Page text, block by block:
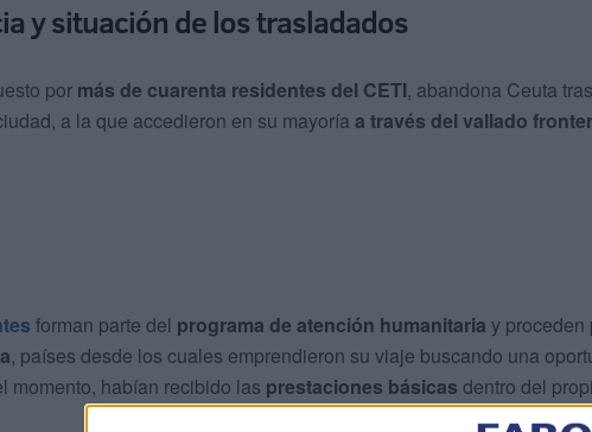
y situación de los trasladados
por más de cuarenta residentes del CETI, abandona Ceuta tras
a la que accedieron en su mayoría a través del vallado
forman parte del programa de atención humanitaria y proceden
, países desde los cuales emprendieron su viaje buscando una
momento, habían recibido las prestaciones básicas dentro del